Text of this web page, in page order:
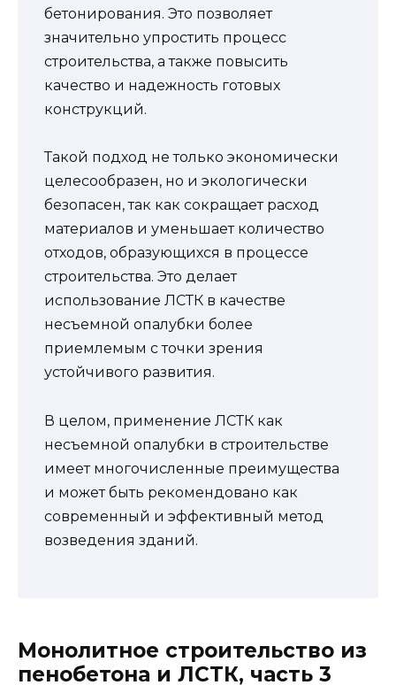
бетонирования. Это позволяет
значительно упростить процесс
строительства, а также повысить
качество и надежность готовых
конструкций.
Такой подход не только экономически
целесообразен, но и экологически
безопасен, так как сокращает расход
материалов и уменьшает количество
отходов, образующихся в процессе
строительства. Это делает
использование ЛСТК в качестве
несъемной опалубки более
приемлемым с точки зрения
устойчивого развития.
В целом, применение ЛСТК как
несъемной опалубки в строительстве
имеет многочисленные преимущества
и может быть рекомендовано как
современный и эффективный метод
возведения зданий.
Монолитное строительство из
пенобетона и ЛСТК, часть 3